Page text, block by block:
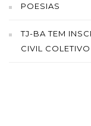
POESIAS
TJ-BA TEM
CIVIL